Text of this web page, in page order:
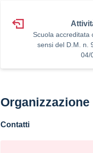
Scuola accreditata
sensi del D.M. n.
04/
Contatti